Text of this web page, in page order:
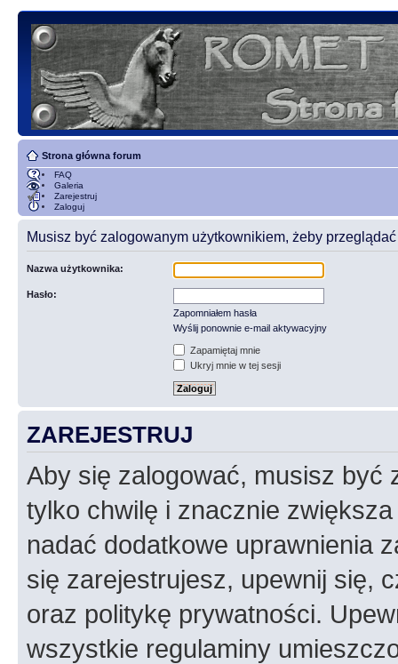
Strona główna forum
FAQ
Galeria
Zarejestruj
Zaloguj
Musisz być zalogowanym użytkownikiem, żeby przeglądać
Nazwa użytkownika:
Hasło:
Zapomniałem hasła
Wyślij ponownie e-mail aktywacyjny
Zapamiętaj mnie
Ukryj mnie w tej sesji
ZAREJESTRUJ
Aby się zalogować, musisz być
tylko chwilę i znacznie
nadać dodatkowe uprawnienia
się zarejestrujesz, upewnij się,
oraz politykę prywatności.
wszystkie regulaminy